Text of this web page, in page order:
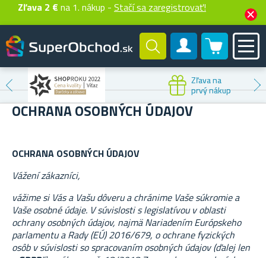
Zľava 2 € na 1. nákup - Stačí sa zaregistrovať!
Zákaznícky účet
0 produktů
Zľava na
prvý nákup
OCHRANA OSOBNÝCH ÚDAJOV
OCHRANA OSOBNÝCH ÚDAJOV
Vážení zákazníci,
vážime si Vás a Vašu dôveru a chránime Vaše súkromie a
Vaše osobné údaje. V súvislosti s legislatívou v oblasti
ochrany osobných údajov, najmä Nariadením Európskeho
parlamentu a Rady (EÚ) 2016/679, o ochrane fyzických
osôb v súvislosti so spracovaním osobných údajov (ďalej len